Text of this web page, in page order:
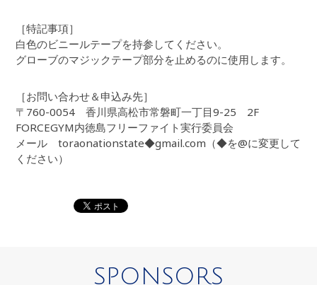
［特記事項］
白色のビニールテープを持参してください。
グローブのマジックテープ部分を止めるのに使用します。
［お問い合わせ＆申込み先］
〒760-0054 香川県高松市常磐町一丁目9-25 2F
FORCEGYM内徳島フリーファイト実行委員会
メール toraonationstate◆gmail.com（◆を@に変更して
ください）
SPONSORS